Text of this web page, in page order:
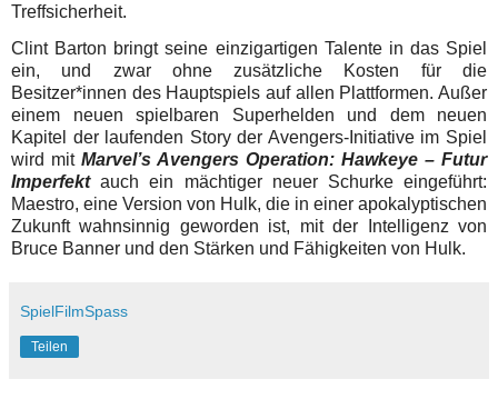
Treffsicherheit.
Clint Barton bringt seine einzigartigen Talente in das Spiel
ein, und zwar ohne zusätzliche Kosten für die
Besitzer*innen des Hauptspiels auf allen Plattformen. Außer
einem neuen spielbaren Superhelden und dem neuen
Kapitel der laufenden Story der Avengers-Initiative im Spiel
wird mit Marvel’s Avengers Operation: Hawkeye – Futur
Imperfektauch ein mächtiger neuer Schurke eingeführt:
Maestro, eine Version von Hulk, die in einer apokalyptischen
Zukunft wahnsinnig geworden ist, mit der Intelligenz von
Bruce Banner und den Stärken und Fähigkeiten von Hulk.
SpielFilmSpass
Teilen